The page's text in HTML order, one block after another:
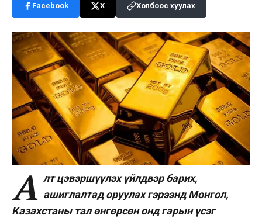
Facebook X Холбоос хуулах
А лт цэвэршүүлэх үйлдвэр барих,
ашиглалтад оруулах гэрээнд Монгол,
Казахстаны тал өнгөрсөн онд гарын үсэг